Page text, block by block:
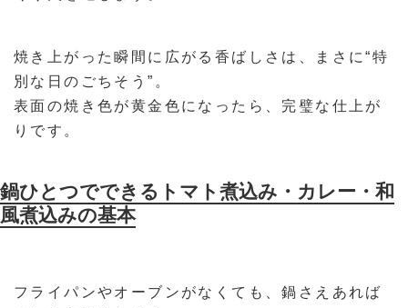
焼き上がった瞬間に広がる香ばしさは、まさに“特
別な日のごちそう”。
表面の焼き色が黄金色になったら、完璧な仕上が
りです。
鍋ひとつでできるトマト煮込み・カレー・和
風煮込みの基本
フライパンやオーブンがなくても、鍋さえあれば